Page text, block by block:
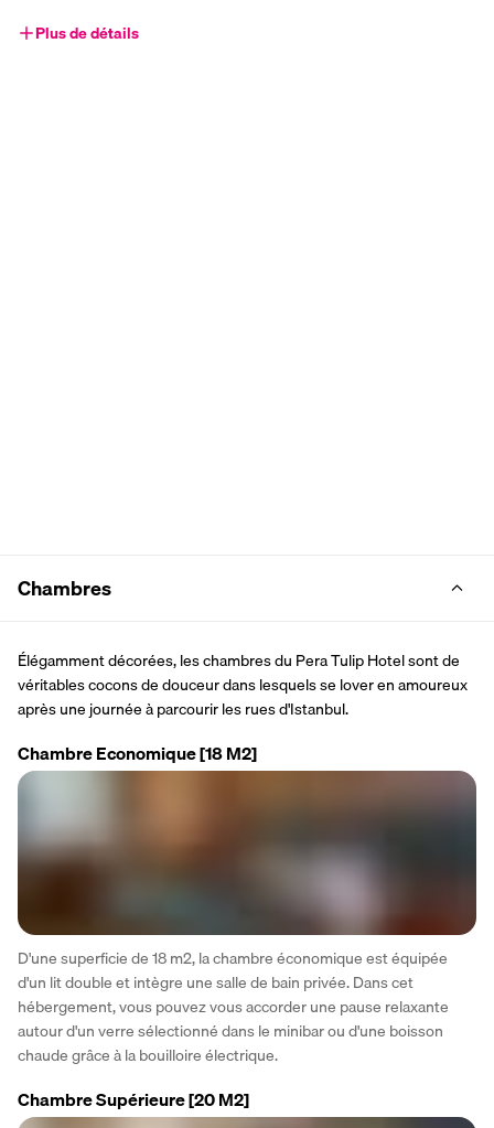
Plus de détails
Chambres
Élégamment décorées, les chambres du Pera Tulip Hotel sont de
véritables cocons de douceur dans lesquels se lover en amoureux
après une journée à parcourir les rues d'Istanbul.
Chambre Economique[18 M2]
D'une superficie de 18 m2, la chambre économique est équipée
d'un lit double et intègre une salle de bain privée. Dans cet
hébergement, vous pouvez vous accorder une pause relaxante
autour d'un verre sélectionné dans le minibar ou d'une boisson
chaude grâce à la bouilloire électrique.
Chambre Supérieure[20 M2]